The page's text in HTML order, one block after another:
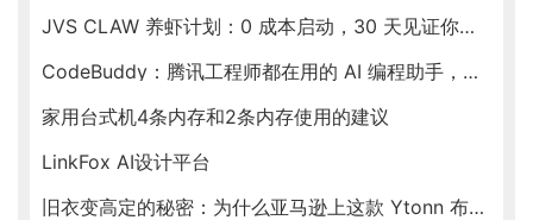
JVS CLAW 养虾计划：0 成本启动，30 天见证你的虾塘收益
CodeBuddy：腾讯工程师都在用的 AI 编程助手，新春福利送不停！
家用台式机4条内存和2条内存使用的建议
LinkFox AI设计平台
旧衣变高定的秘密：为什么亚马逊上这款 Ytonn 布贴让手工达人们人手一套？